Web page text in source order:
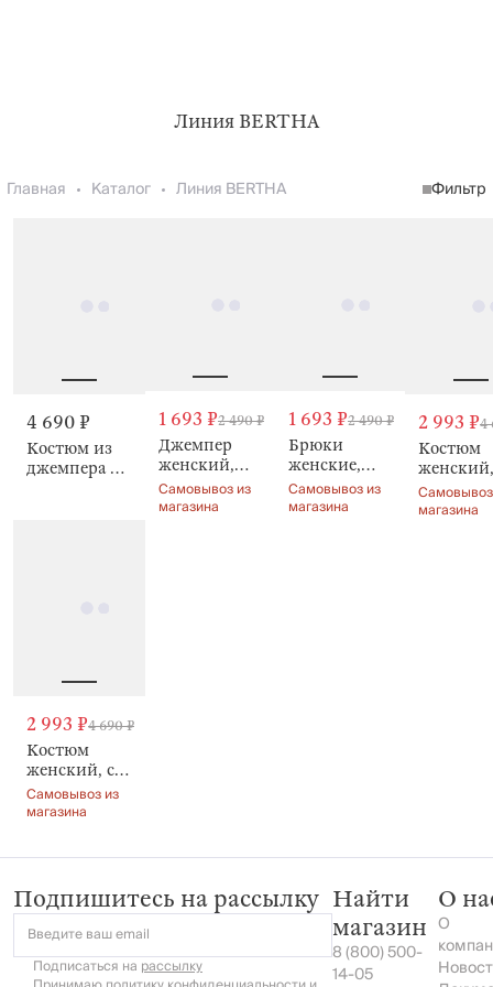
Линия BERTHA
Главная Каталог Линия BERTHA Фильтр
4 690 ₽
Костюм из
джемпера и
1 693 ₽2 490 ₽
Джемпер
женский,
домашний,
Ellariona
Самовывоз из
магазина
1 693 ₽2 490 ₽
Брюки
женские,
домашние,
серые,
Самовывоз из
магазина
2 993 ₽4
Костюм
Bertha
магазина
2 993 ₽4 690 ₽
Костюм
женский, с
брюками,
Bertha
Самовывоз из
магазина
Подпишитесь на рассылку
Введите ваш email
Подписаться на рассылку
Найти
магазин
8 (800) 500-
14-05
О
О